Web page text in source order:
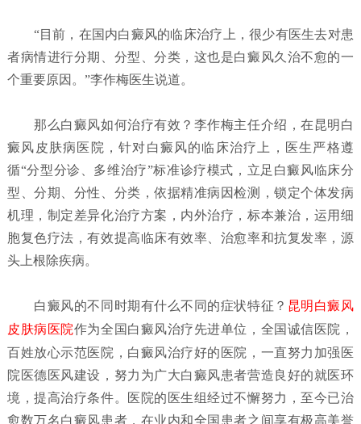
“目前，在国内白癜风的临床治疗上，很少有医生去对患
者病情进行分期、分型、分类，这也是白癜风久治不愈的一
个重要原因。”李作梅医生说道。
那么白癜风如何治疗有效？李作梅主任介绍，在昆明白
癜风皮肤病医院，针对白癜风的临床治疗上，医生严格遵
循“分型分诊、多维治疗”标准诊疗模式，立足白癜风临床分
型、分期、分性、分类，依据精准病因检测，锁定个体发病
机理，制定差异化治疗方案，内外治疗，标本兼治，运用细
胞复色疗法，有效提高临床有效率、治愈率和抗复发率，源
头上根除疾病。
白癜风的不同时期有什么不同的症状特征？ 昆明白癜风
皮肤病医院作为全国白癜风治疗先进单位，全国诚信医院，
百姓放心示范医院，白癜风治疗好的医院，一直努力加强医
院医德医风建设，努力为广大白癜风患者营造良好的就医环
境，提高治疗条件。医院的医生组经过不懈努力，至今已治
愈数万名白癜风患者，在业内和全国患者之间享有极高美誉